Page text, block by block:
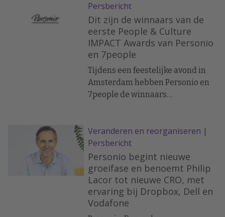
Platform voorzien van nieuwe
functies en updates die HR-teams
meer controle en betere
aanpassingsmogelijkheden
bieden. Dankzij nieuwe functies
op het gebied van tijdregistratie,
analyses, orderbeheer en een
krachtige centrale inbox kan
en naadloos worden geïntegreerd
met bestaande workflow
Persbericht
Dit zijn de winnaars van de
eerste People & Culture
IMPACT Awards van Personio
en 7people
Tijdens een feestelijke avond in
Amsterdam hebben Personio en
7people de winnaars
Hierbij werden de meest
inspirerende HR-professionals bij
Nederlandse mkb-bedrijven in
het zonnetje gezet.
Veranderen en reorganiseren |
Persbericht
Personio begint nieuwe
groeifase en benoemt Philip
Lacor tot nieuwe CRO, met
ervaring bij Dropbox, Dell en
Vodafone